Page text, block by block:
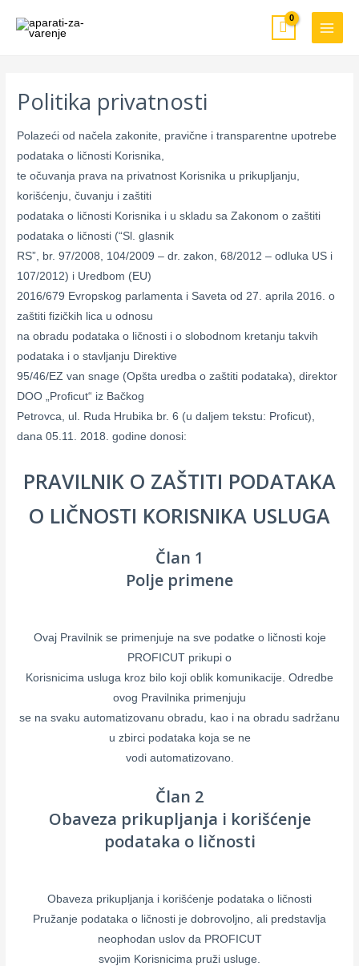
MAIN
Politika privatnosti
Polazeći od načela zakonite, pravične i transparentne upotrebe
podataka o ličnosti Korisnika,
te očuvanja prava na privatnost Korisnika u prikupljanju,
korišćenju, čuvanju i zaštiti
podataka o ličnosti Korisnika i u skladu sa Zakonom o zaštiti
podataka o ličnosti (“Sl. glasnik
RS”, br. 97/2008, 104/2009 – dr. zakon, 68/2012 – odluka US i
107/2012) i Uredbom (EU)
2016/679 Evropskog parlamenta i Saveta od 27. aprila 2016. o
zaštiti fizičkih lica u odnosu
na obradu podataka o ličnosti i o slobodnom kretanju takvih
podataka i o stavljanju Direktive
95/46/EZ van snage (Opšta uredba o zaštiti podataka), direktor
DOO „Proficut“ iz Bačkog
Petrovca, ul. Ruda Hrubika br. 6 (u daljem tekstu: Proficut),
dana 05.11. 2018. godine donosi:
PRAVILNIK O ZAŠTITI PODATAKA
O LIČNOSTI KORISNIKA USLUGA
Član 1
Polje primene
Ovaj Pravilnik se primenjuje na sve podatke o ličnosti koje
PROFICUT prikupi o
Korisnicima usluga kroz bilo koji oblik komunikacije. Odredbe
ovog Pravilnika primenjuju
se na svaku automatizovanu obradu, kao i na obradu sadržanu
u zbirci podataka koja se ne
vodi automatizovano.
Član 2
Obaveza prikupljanja i korišćenje
podataka o ličnosti
Obaveza prikupljanja i korišćenje podataka o ličnosti
Pružanje podataka o ličnosti je dobrovoljno, ali predstavlja
neophodan uslov da PROFICUT
svojim Korisnicima pruži usluge.